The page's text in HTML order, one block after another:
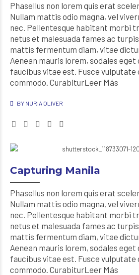
Phasellus non lorem quis erat
Nullam mattis odio magna, vel
nec. Pellentesque habitant morbi
netus et malesuada fames ac
mattis fermentum diam, vitae
Aenean mauris lorem, sodales
faucibus vitae est. Fusce vulputate
commodo. CurabiturLeer Más
BY NURIA OLIVER
Capturing Manila
Phasellus non lorem quis erat
Nullam mattis odio magna, vel
nec. Pellentesque habitant morbi
netus et malesuada fames ac
mattis fermentum diam, vitae
Aenean mauris lorem, sodales
faucibus vitae est. Fusce vulputate
commodo. CurabiturLeer Más